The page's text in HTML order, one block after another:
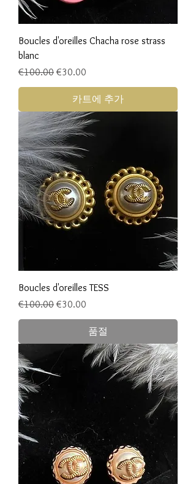
Boucles d'oreilles Chacha rose strass
blanc
일반가
€100.00 할인가
€30.00
카트에 추가
Boucles d'oreilles TESS
일반가
€100.00 할인가
€30.00
품절